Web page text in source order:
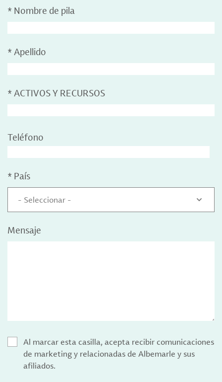
* Nombre de pila
* Apellido
* ACTIVOS Y RECURSOS
Teléfono
* País
- Seleccionar -
Mensaje
Al marcar esta casilla, acepta recibir comunicaciones
de marketing y relacionadas de Albemarle y sus
afiliados.